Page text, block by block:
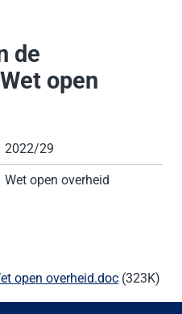
de
open
2022/29
Wet open overheid
open overheid.doc (323K)